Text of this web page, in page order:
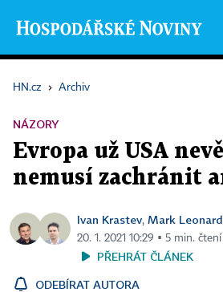
HN.cz › Archiv
NÁZORY
Evropa už USA
nemusí zachránit
Ivan Krastev, Mark Leonard
20. 1. 2021 10:29 ▪ 5 min. čtení
PŘEHRÁT ČLÁNEK
ODEBÍRAT AUTORA